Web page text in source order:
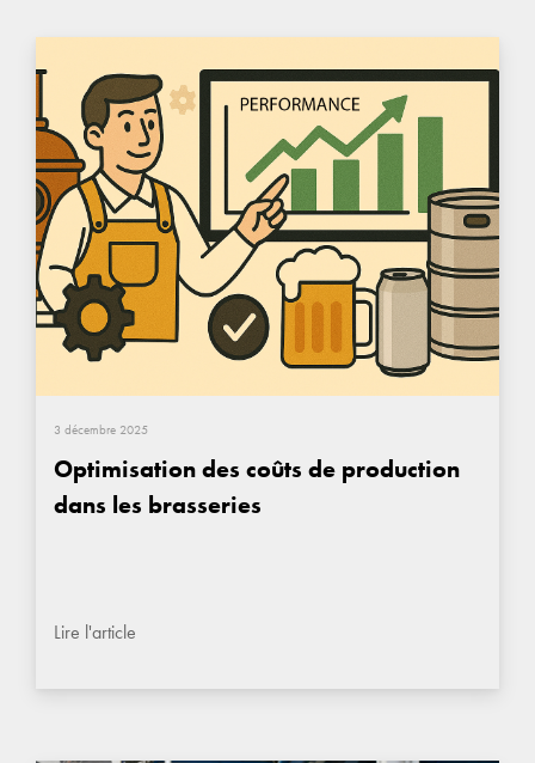
3 décembre 2025
Optimisation des coûts de production
dans les brasseries
Lire l'article